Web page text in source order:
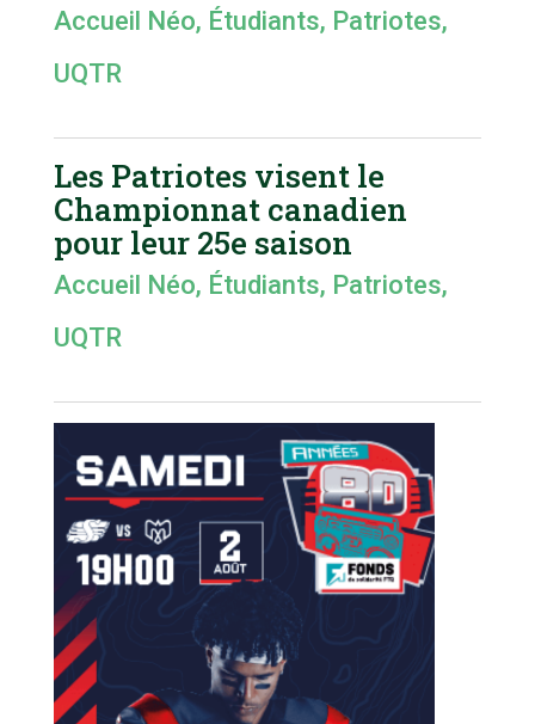
Accueil Néo, Étudiants, Patriotes,
UQTR
Les Patriotes visent le
Championnat canadien
pour leur 25e saison
Accueil Néo, Étudiants, Patriotes,
UQTR